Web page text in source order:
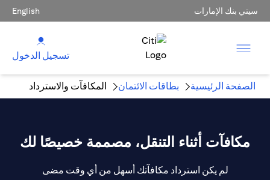
سيتي بنك الإمارات English
تسجيل الدخول
الصفحة الرئيسية بطاقات الائتمان المكافآت والاسترداد
مكافآت أثناء التنقل، مصممة خصيصًا لك
لم يكن استرداد مكافآتك أسهل من أي وقت مضى